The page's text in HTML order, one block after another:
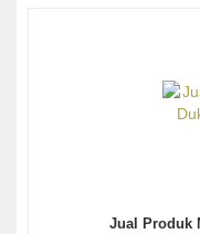
Jual Produk